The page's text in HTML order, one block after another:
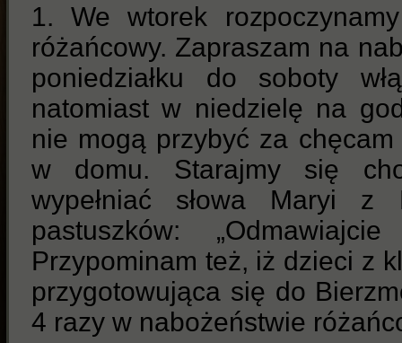
1. We wtorek
różańcowy. Zapraszam na
poniedziałku do soboty
natomiast w niedzielę na
nie mogą przybyć za
w domu. Starajmy się
wypełniać słowa Maryi z
pastuszków:
Przypominam też, iż dzieci z
przygotowująca się do
4 razy w nabożeństwie